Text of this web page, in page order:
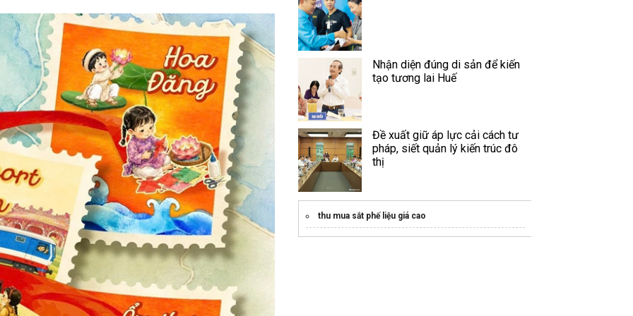
Nhận diện đúng di sản để kiến
tạo tương lai Huế
Đề xuất giữ áp lực cải cách tư
pháp, siết quản lý kiến trúc đô
thị
thu mua sắt phế liệu giá cao